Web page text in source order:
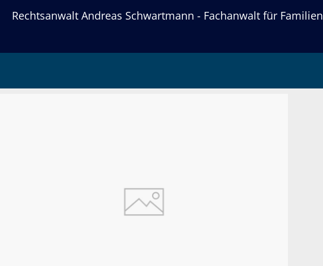
Rechtsanwalt Andreas Schwartmann - Fachanwalt für